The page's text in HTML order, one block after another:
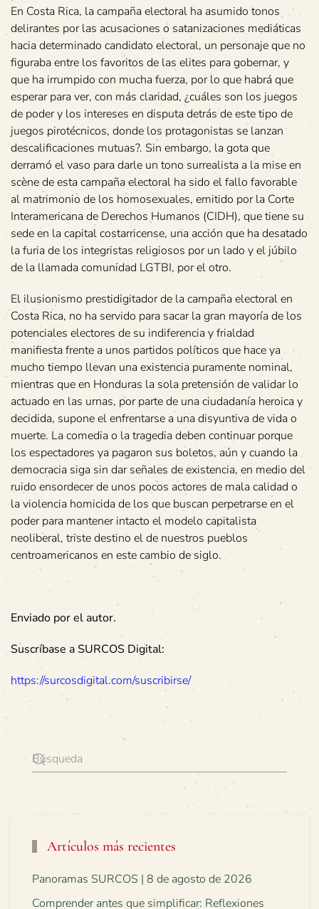
En Costa Rica, la campaña electoral ha asumido tonos
delirantes por las acusaciones o satanizaciones mediáticas
hacia determinado candidato electoral, un personaje que no
figuraba entre los favoritos de las elites para gobernar, y
que ha irrumpido con mucha fuerza, por lo que habrá que
esperar para ver, con más claridad, ¿cuáles son los juegos
de poder y los intereses en disputa detrás de este tipo de
juegos pirotécnicos, donde los protagonistas se lanzan
descalificaciones mutuas?. Sin embargo, la gota que
derramó el vaso para darle un tono surrealista a la mise en
scène de esta campaña electoral ha sido el fallo favorable
al matrimonio de los homosexuales, emitido por la Corte
Interamericana de Derechos Humanos (CIDH), que tiene su
sede en la capital costarricense, una acción que ha desatado
la furia de los integristas religiosos por un lado y el júbilo
de la llamada comunidad LGTBI, por el otro.
El ilusionismo prestidigitador de la campaña electoral en
Costa Rica, no ha servido para sacar la gran mayoría de los
potenciales electores de su indiferencia y frialdad
manifiesta frente a unos partidos políticos que hace ya
mucho tiempo llevan una existencia puramente nominal,
mientras que en Honduras la sola pretensión de validar lo
actuado en las urnas, por parte de una ciudadanía heroica y
decidida, supone el enfrentarse a una disyuntiva de vida o
muerte. La comedia o la tragedia deben continuar porque
los espectadores ya pagaron sus boletos, aún y cuando la
democracia siga sin dar señales de existencia, en medio del
ruido ensordecer de unos pocos actores de mala calidad o
la violencia homicida de los que buscan perpetrarse en el
poder para mantener intacto el modelo capitalista
neoliberal, triste destino el de nuestros pueblos
centroamericanos en este cambio de siglo.
Enviado por el autor.
Suscríbase a SURCOS Digital:
https://surcosdigital.com/suscribirse/
Artículos más recientes
Panoramas SURCOS | 8 de agosto de 2026
Comprender antes que simplificar: Reflexiones